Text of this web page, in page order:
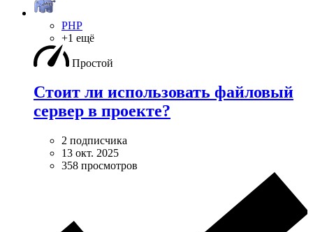
PHP
+1 ещё
Простой
Стоит ли использовать файловый
сервер в проекте?
2 подписчика
13 окт. 2025
358 просмотров